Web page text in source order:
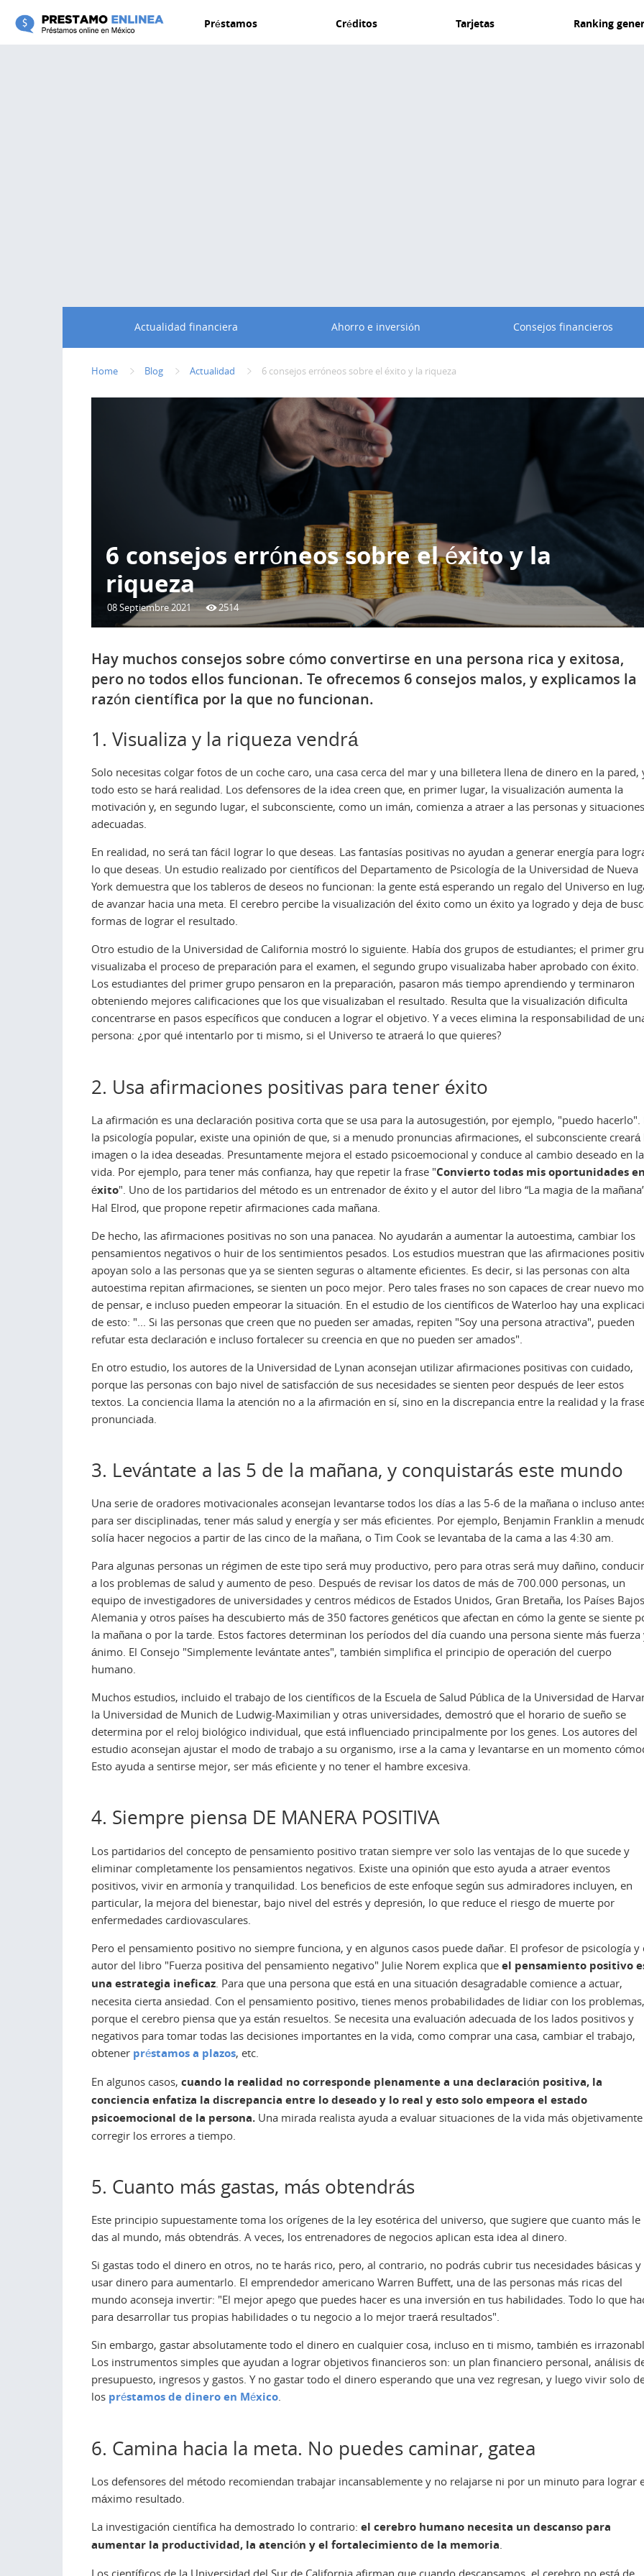
Préstamos Créditos Tarjetas Ranking
Actualidad financiera Ahorro e inversión Consejos financieros
Home Blog Actualidad 6 consejos erróneos sobre el éxito y la riqueza
6 consejos erróneos sobre el éxito y la
riqueza
08 Septiembre 2021 2514
Hay muchos consejos sobre cómo convertirse en una persona rica y exitosa,
pero no todos ellos funcionan. Te ofrecemos 6 consejos malos, y explicamos la
razón científica por la que no funcionan.
1. Visualiza y la riqueza vendrá
Solo necesitas colgar fotos de un coche caro, una casa cerca del mar y una billetera llena de dinero en la pared,
todo esto se hará realidad. Los defensores de la idea creen que, en primer lugar, la visualización aumenta la
motivación y, en segundo lugar, el subconsciente, como un imán, comienza a atraer a las personas y situaciones
adecuadas.
En realidad, no será tan fácil lograr lo que deseas. Las fantasías positivas no ayudan a generar energía para
lo que deseas. Un estudio realizado por científicos del Departamento de Psicología de la Universidad de Nueva
York demuestra que los tableros de deseos no funcionan: la gente está esperando un regalo del Universo en
de avanzar hacia una meta. El cerebro percibe la visualización del éxito como un éxito ya logrado y deja de
formas de lograr el resultado.
Otro estudio de la Universidad de California mostró lo siguiente. Había dos grupos de estudiantes; el primer
visualizaba el proceso de preparación para el examen, el segundo grupo visualizaba haber aprobado con éxito.
Los estudiantes del primer grupo pensaron en la preparación, pasaron más tiempo aprendiendo y terminaron
obteniendo mejores calificaciones que los que visualizaban el resultado. Resulta que la visualización dificulta
concentrarse en pasos específicos que conducen a lograr el objetivo. Y a veces elimina la responsabilidad de
persona: ¿por qué intentarlo por ti mismo, si el Universo te atraerá lo que quieres?
2. Usa afirmaciones positivas para tener éxito
La afirmación es una declaración positiva corta que se usa para la autosugestión, por ejemplo, "puedo hacerlo".
la psicología popular, existe una opinión de que, si a menudo pronuncias afirmaciones, el subconsciente creará
imagen o la idea deseadas. Presuntamente mejora el estado psicoemocional y conduce al cambio deseado en la
vida. Por ejemplo, para tener más confianza, hay que repetir la frase "Convierto todas mis oportunidades
éxito". Uno de los partidarios del método es un entrenador de éxito y el autor del libro “La magia de la
Hal Elrod, que propone repetir afirmaciones cada mañana.
De hecho, las afirmaciones positivas no son una panacea. No ayudarán a aumentar la autoestima, cambiar los
pensamientos negativos o huir de los sentimientos pesados. Los estudios muestran que las afirmaciones
apoyan solo a las personas que ya se sienten seguras o altamente eficientes. Es decir, si las personas con alta
autoestima repitan afirmaciones, se sienten un poco mejor. Pero tales frases no son capaces de crear nuevo
de pensar, e incluso pueden empeorar la situación. En el estudio de los científicos de Waterloo hay una
de esto: "... Si las personas que creen que no pueden ser amadas, repiten "Soy una persona atractiva", pueden
refutar esta declaración e incluso fortalecer su creencia en que no pueden ser amados".
En otro estudio, los autores de la Universidad de Lynan aconsejan utilizar afirmaciones positivas con cuidado,
porque las personas con bajo nivel de satisfacción de sus necesidades se sienten peor después de leer estos
textos. La conciencia llama la atención no a la afirmación en sí, sino en la discrepancia entre la realidad y la
pronunciada.
3. Levántate a las 5 de la mañana, y conquistarás este mundo
Una serie de oradores motivacionales aconsejan levantarse todos los días a las 5-6 de la mañana o incluso
para ser disciplinadas, tener más salud y energía y ser más eficientes. Por ejemplo, Benjamin Franklin a
solía hacer negocios a partir de las cinco de la mañana, o Tim Cook se levantaba de la cama a las 4:30 am.
Para algunas personas un régimen de este tipo será muy productivo, pero para otras será muy dañino,
a los problemas de salud y aumento de peso. Después de revisar los datos de más de 700.000 personas, un
equipo de investigadores de universidades y centros médicos de Estados Unidos, Gran Bretaña, los Países
Alemania y otros países ha descubierto más de 350 factores genéticos que afectan en cómo la gente se siente
la mañana o por la tarde. Estos factores determinan los períodos del día cuando una persona siente más fuerza
ánimo. El Consejo "Simplemente levántate antes", también simplifica el principio de operación del cuerpo
humano.
Muchos estudios, incluido el trabajo de los científicos de la Escuela de Salud Pública de la Universidad de
la Universidad de Munich de Ludwig-Maximilian y otras universidades, demostró que el horario de sueño se
determina por el reloj biológico individual, que está influenciado principalmente por los genes. Los autores del
estudio aconsejan ajustar el modo de trabajo a su organismo, irse a la cama y levantarse en un momento
Esto ayuda a sentirse mejor, ser más eficiente y no tener el hambre excesiva.
4. Siempre piensa DE MANERA POSITIVA
Los partidarios del concepto de pensamiento positivo tratan siempre ver solo las ventajas de lo que sucede y
eliminar completamente los pensamientos negativos. Existe una opinión que esto ayuda a atraer eventos
positivos, vivir en armonía y tranquilidad. Los beneficios de este enfoque según sus admiradores incluyen, en
particular, la mejora del bienestar, bajo nivel del estrés y depresión, lo que reduce el riesgo de muerte por
enfermedades cardiovasculares.
Pero el pensamiento positivo no siempre funciona, y en algunos casos puede dañar. El profesor de psicología y
autor del libro "Fuerza positiva del pensamiento negativo" Julie Norem explica que el pensamiento positivo
una estrategia ineficaz . Para que una persona que está en una situación desagradable comience a actuar,
necesita cierta ansiedad. Con el pensamiento positivo, tienes menos probabilidades de lidiar con los problemas,
porque el cerebro piensa que ya están resueltos. Se necesita una evaluación adecuada de los lados positivos y
negativos para tomar todas las decisiones importantes en la vida, como comprar una casa, cambiar el trabajo,
obtener préstamos a plazos, etc.
En algunos casos, cuando la realidad no corresponde plenamente a una declaración positiva, la
conciencia enfatiza la discrepancia entre lo deseado y lo real y esto solo empeora el estado
psicoemocional de la persona. Una mirada realista ayuda a evaluar situaciones de la vida más
corregir los errores a tiempo.
5. Cuanto más gastas, más obtendrás
Este principio supuestamente toma los orígenes de la ley esotérica del universo, que sugiere que cuanto más le
das al mundo, más obtendrás. A veces, los entrenadores de negocios aplican esta idea al dinero.
Si gastas todo el dinero en otros, no te harás rico, pero, al contrario, no podrás cubrir tus necesidades básicas y
usar dinero para aumentarlo. El emprendedor americano Warren Buffett, una de las personas más ricas del
mundo aconseja invertir: "El mejor apego que puedes hacer es una inversión en tus habilidades. Todo lo que
para desarrollar tus propias habilidades o tu negocio a lo mejor traerá resultados".
Sin embargo, gastar absolutamente todo el dinero en cualquier cosa, incluso en ti mismo, también es
Los instrumentos simples que ayudan a lograr objetivos financieros son: un plan financiero personal, análisis
presupuesto, ingresos y gastos. Y no gastar todo el dinero esperando que una vez regresan, y luego vivir solo
los préstamos de dinero en México
6. Camina hacia la meta. No puedes caminar, gatea
Los defensores del método recomiendan trabajar incansablemente y no relajarse ni por un minuto para lograr
máximo resultado.
La investigación científica ha demostrado lo contrario: el cerebro humano necesita un descanso para
aumentar la productividad, la atención y el fortalecimiento de la memoria.